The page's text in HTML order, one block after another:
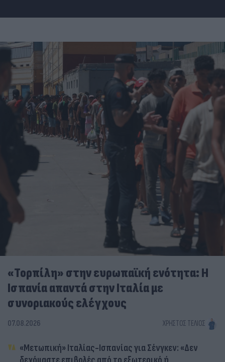
«Τορπίλη» στην ευρωπαϊκή ενότητα: Η
Ισπανία απαντά στην Ιταλία με
συνοριακούς ελέγχους
07.08.2026 ΧΡΉΣΤΟΣ ΤΈΛΙΟΣ
«Μετωπική» Ιταλίας-Ισπανίας για Σένγκεν: «Δεν